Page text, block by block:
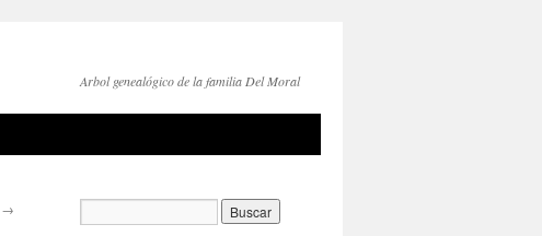
Arbol genealógico de la familia Del Moral
→